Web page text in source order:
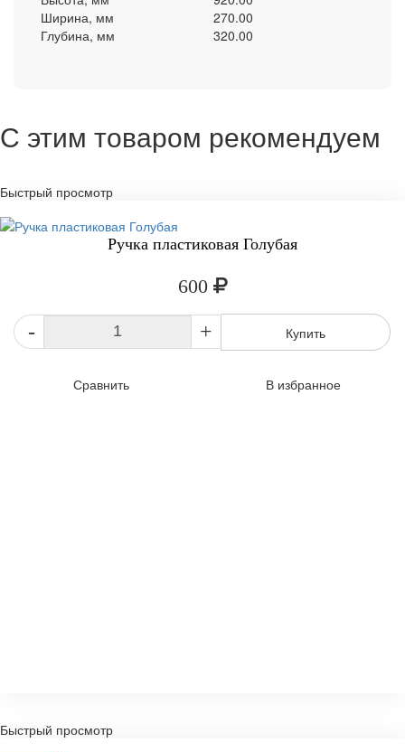
Ширина, мм
270.00
Глубина, мм
320.00
С этим товаром рекомендуем
Быстрый просмотр
Ручка пластиковая Голубая
600
- + Купить
Сравнить В избранное
Быстрый просмотр